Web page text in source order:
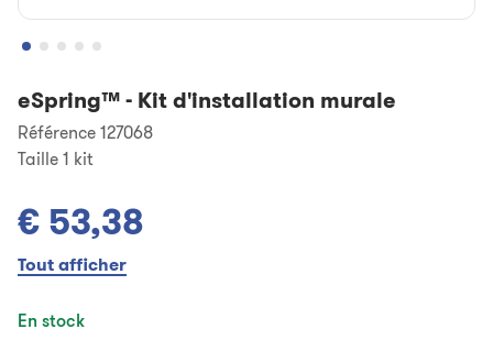
eSpring™- Kit d'installation murale
Référence 127068
Taille 1 kit
€ 53,38
Tout afficher
En stock